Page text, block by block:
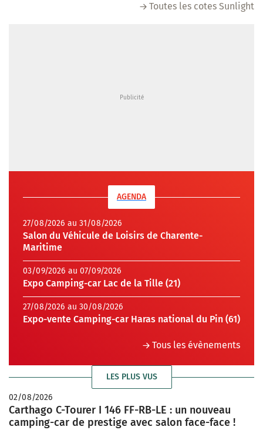
Toutes les cotes Sunlight
AGENDA
27/08/2026 au 31/08/2026
Salon du Véhicule de Loisirs de Charente-
Maritime
03/09/2026 au 07/09/2026
Expo Camping-car Lac de la Tille (21)
27/08/2026 au 30/08/2026
Expo-vente Camping-car Haras national du Pin (61)
Tous les évènements
LES PLUS VUS
02/08/2026
Carthago C-Tourer I 146 FF-RB-LE : un nouveau
camping-car de prestige avec salon face-face !